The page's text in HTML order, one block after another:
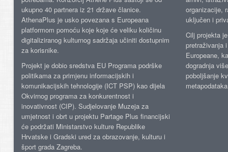
ukupno 40 partnera iz 21 države članice.
AthenaPlus je usko povezana s Europeana
platformom pomoću koje koje će veliku količinu
digitaliziranog kulturnog sadržaja učiniti dostupnim
za korisnike.
Projekt je dobio sredstva EU Programa podrške
politikama za primjenu informacijskih i
komunikacijskih tehnologije (ICT PSP) kao dijela
Okvirnog programa za konkurentnost i
inovativnost (CIP). Sudjelovanje Muzeja za
umjetnost i obrt u projektu Partage Plus financijski
će podržati Ministarstvo kulture Republike
Hrvatske i Gradski ured za obrazovanje, kulturu i
šport grada Zagreba.
organizacije,
uključen i
Cilj projekta
pretraživanja
Europeane,
dogradnja
poboljšanje